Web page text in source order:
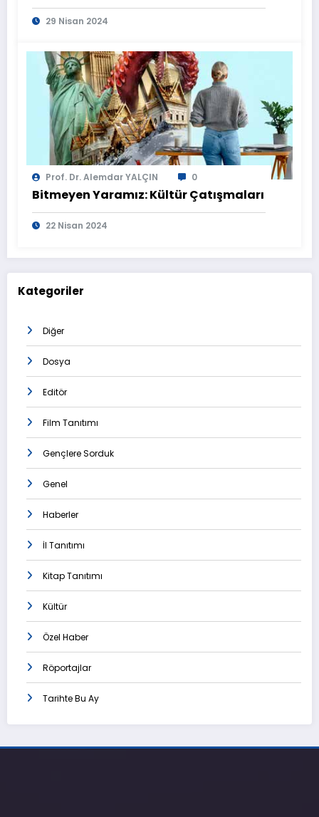
29 Nisan 2024
Prof. Dr. Alemdar YALÇIN 0
Bitmeyen Yaramız: Kültür Çatışmaları
22 Nisan 2024
Kategoriler
Diğer
Dosya
Editör
Film Tanıtımı
Gençlere Sorduk
Genel
Haberler
İl Tanıtımı
Kitap Tanıtımı
Kültür
Özel Haber
Röportajlar
Tarihte Bu Ay